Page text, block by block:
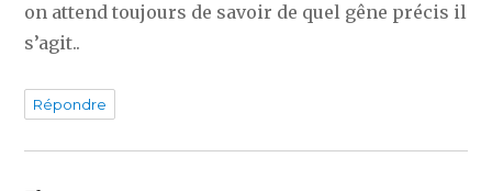
on attend toujours de savoir de quel gêne précis il
s’agit..
Répondre